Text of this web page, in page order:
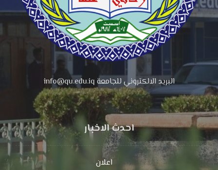
البريد الالكتروني للجامعة info@qu.edu.iq
احدث الاخبار
اعلان